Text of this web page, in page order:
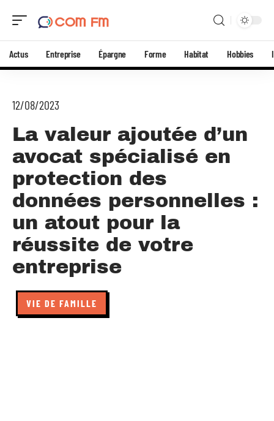
Actus Entreprise Épargne Forme Habitat Hobbies
12/08/2023
La valeur ajoutée d’un
avocat spécialisé en
protection des
données personnelles :
un atout pour la
réussite de votre
entreprise
VIE DE FAMILLE